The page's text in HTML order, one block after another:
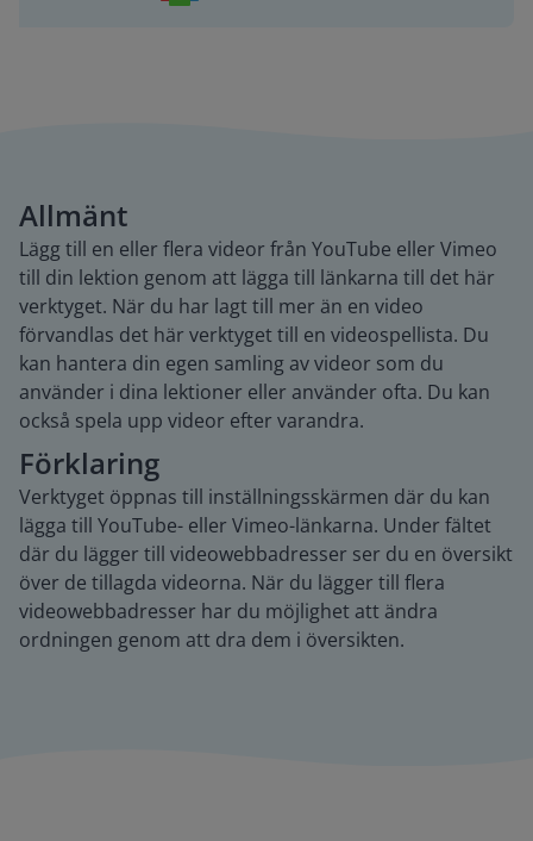
Allmänt
Lägg till en eller flera videor från YouTube eller Vimeo
till din lektion genom att lägga till länkarna till det här
verktyget. När du har lagt till mer än en video
förvandlas det här verktyget till en videospellista. Du
kan hantera din egen samling av videor som du
använder i dina lektioner eller använder ofta. Du kan
också spela upp videor efter varandra.
Förklaring
Verktyget öppnas till inställningsskärmen där du kan
lägga till YouTube- eller Vimeo-länkarna. Under fältet
där du lägger till videowebbadresser ser du en översikt
över de tillagda videorna. När du lägger till flera
videowebbadresser har du möjlighet att ändra
ordningen genom att dra dem i översikten.